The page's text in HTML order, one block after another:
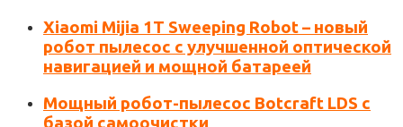
Xiaomi Mijia 1T Sweeping Robot – новый
робот пылесос с улучшенной оптической
навигацией и мощной батареей
Мощный робот-пылесос Botcraft LDS с
базой самоочистки